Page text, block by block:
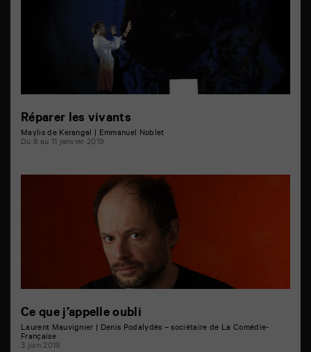
Réparer les vivants
Maylis de Kerangal | Emmanuel Noblet
Du 8 au 11 janvier 2019
Ce que j’appelle oubli
Laurent Mauvignier | Denis Podalydès – sociétaire de La Comédie-
Française
3 juin 2019